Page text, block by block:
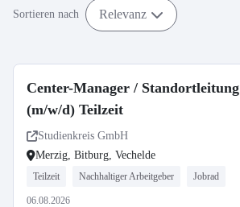
Sortieren nach Relevanz
Center-Manager / Standortleitung
(m/w/d) Teilzeit
Studienkreis GmbH
Merzig, Bitburg, Vechelde
Teilzeit Nachhaltiger Arbeitgeber Jobrad
06.08.2026